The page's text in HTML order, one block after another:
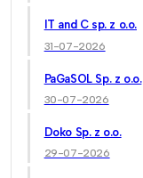
IT and C sp. z o.o.
31-07-2026
PaGaSOL Sp. z o.o.
30-07-2026
Doko Sp. z o.o.
29-07-2026